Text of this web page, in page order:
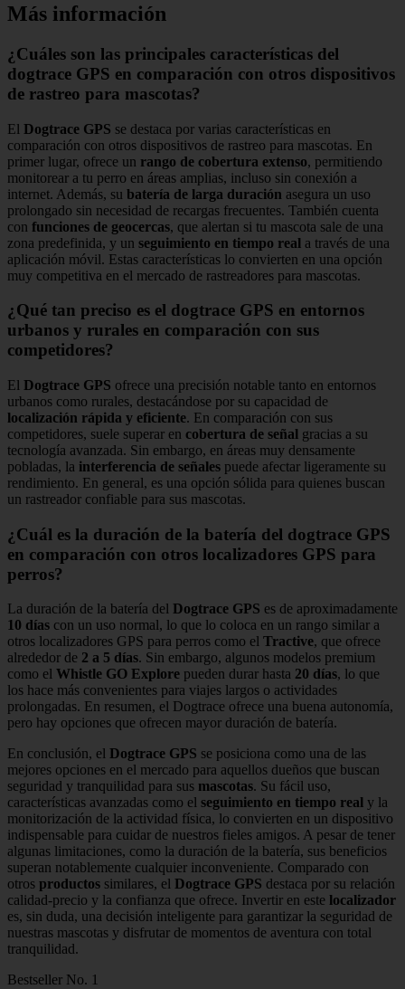
Más información
¿Cuáles son las principales características del
dogtrace GPS en comparación con otros dispositivos
de rastreo para mascotas?
El Dogtrace GPS se destaca por varias características en
comparación con otros dispositivos de rastreo para mascotas. En
primer lugar, ofrece un rango de cobertura extenso, permitiendo
monitorear a tu perro en áreas amplias, incluso sin conexión a
internet. Además, su batería de larga duración asegura un uso
prolongado sin necesidad de recargas frecuentes. También cuenta
con funciones de geocercas, que alertan si tu mascota sale de una
zona predefinida, y un seguimiento en tiempo real a través de una
aplicación móvil. Estas características lo convierten en una opción
muy competitiva en el mercado de rastreadores para mascotas.
¿Qué tan preciso es el dogtrace GPS en entornos
urbanos y rurales en comparación con sus
competidores?
El Dogtrace GPS ofrece una precisión notable tanto en entornos
urbanos como rurales, destacándose por su capacidad de
localización rápida y eficiente. En comparación con sus
competidores, suele superar en cobertura de señal gracias a su
tecnología avanzada. Sin embargo, en áreas muy densamente
pobladas, la interferencia de señales puede afectar ligeramente su
rendimiento. En general, es una opción sólida para quienes buscan
un rastreador confiable para sus mascotas.
¿Cuál es la duración de la batería del dogtrace GPS
en comparación con otros localizadores GPS para
perros?
La duración de la batería del Dogtrace GPS es de aproximadamente
10 días con un uso normal, lo que lo coloca en un rango similar a
otros localizadores GPS para perros como el Tractive, que ofrece
alrededor de 2 a 5 días. Sin embargo, algunos modelos premium
como el Whistle GO Explore pueden durar hasta 20 días, lo que
los hace más convenientes para viajes largos o actividades
prolongadas. En resumen, el Dogtrace ofrece una buena autonomía,
pero hay opciones que ofrecen mayor duración de batería.
En conclusión, el Dogtrace GPS se posiciona como una de las
mejores opciones en el mercado para aquellos dueños que buscan
seguridad y tranquilidad para sus mascotas. Su fácil uso,
características avanzadas como el seguimiento en tiempo real y la
monitorización de la actividad física, lo convierten en un dispositivo
indispensable para cuidar de nuestros fieles amigos. A pesar de tener
algunas limitaciones, como la duración de la batería, sus beneficios
superan notablemente cualquier inconveniente. Comparado con
otros productos similares, el Dogtrace GPS destaca por su relación
calidad-precio y la confianza que ofrece. Invertir en este localizador
es, sin duda, una decisión inteligente para garantizar la seguridad de
nuestras mascotas y disfrutar de momentos de aventura con total
tranquilidad.
Bestseller No. 1